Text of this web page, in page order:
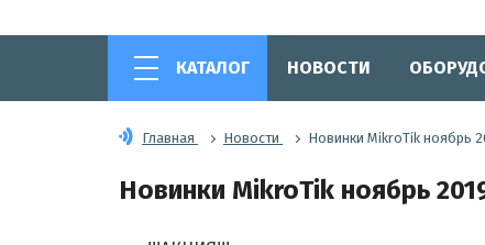
КАТАЛОГ НОВОСТИ
Главная Новости Новинки MikroTik ноябрь
Новинки MikroTik ноябрь